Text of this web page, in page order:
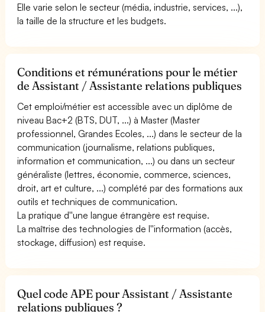
Elle varie selon le secteur (média, industrie, services, ...),
la taille de la structure et les budgets.
Conditions et rémunérations pour le métier
de Assistant / Assistante relations publiques
Cet emploi/métier est accessible avec un diplôme de
niveau Bac+2 (BTS, DUT, ...) à Master (Master
professionnel, Grandes Ecoles, ...) dans le secteur de la
communication (journalisme, relations publiques,
information et communication, ...) ou dans un secteur
généraliste (lettres, économie, commerce, sciences,
droit, art et culture, ...) complété par des formations aux
outils et techniques de communication.
La pratique d''une langue étrangère est requise.
La maîtrise des technologies de l''information (accès,
stockage, diffusion) est requise.
Quel code APE pour Assistant / Assistante
relations publiques ?